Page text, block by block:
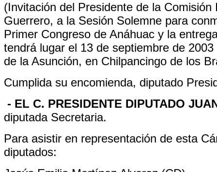
(Invitación del Presidente de la
Guerrero, a la Sesión Solemne para
Primer Congreso de Anáhuac y la
tendrá lugar el 13 de septiembre de
de la Asunción, en Chilpancingo de los
Cumplida su encomienda, diputado
- EL C. PRESIDENTE DIPUTADO
diputada Secretaria.
Para asistir en representación de esta
diputados: